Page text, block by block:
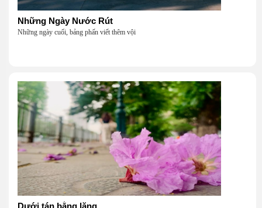
Những Ngày Nước Rút
Những ngày cuối, bảng phấn viết thêm vội